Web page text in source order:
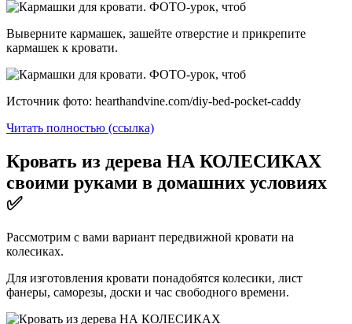
Выверните кармашек, зашейте отверстие и прикрепите
кармашек к кровати.
Источник фото: hearthandvine.com/diy-bed-pocket-caddy
Читать полностью (ссылка)
Кровать из дерева НА КОЛЕСИКАХ
своими руками в домашних условиях
✅
Рассмотрим с вами вариант передвижной кровати на
колесиках.
Для изготовления кровати понадобятся колесики, лист
фанеры, саморезы, доски и час свободного времени.